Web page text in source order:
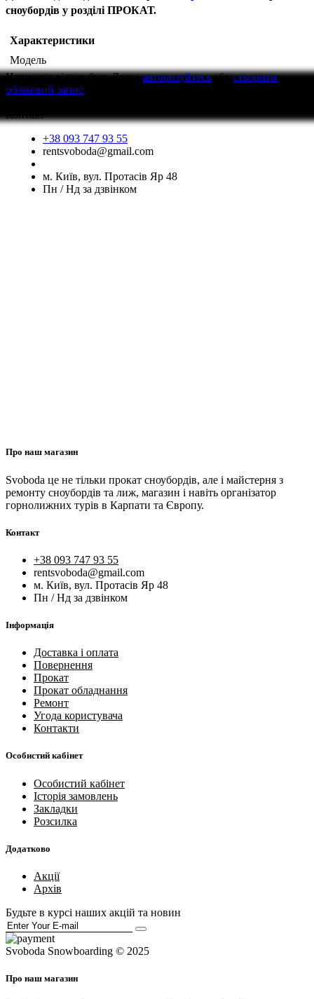
сноубордів у розділі ПРОКАТ.
Характеристики
Модель
Написати відгукбудь Ласкаавторизуйтесьабостворити
обліковий запис
Контакт
+38 093 747 93 55
rentsvoboda@gmail.com
м. Київ, вул. Протасів Яр 48
Пн / Нд за дзвінком
Про наш магазин
Svoboda це не тільки прокат сноубордів, але і майстерня з
ремонту сноубордів та лиж, магазин і навіть організатор
горнолижних турів в Карпати та Європу.
Контакт
+38 093 747 93 55
rentsvoboda@gmail.com
м. Київ, вул. Протасів Яр 48
Пн / Нд за дзвінком
Інформація
Доставка і оплата
Повернення
Прокат
Прокат обладнання
Ремонт
Угода користувача
Контакти
Особистий кабінет
Особистий кабінет
Історія замовлень
Закладки
Розсилка
Додатково
Акції
Архів
Будьте в курсі наших акцій та новин
Svoboda Snowboarding © 2025
Про наш магазин